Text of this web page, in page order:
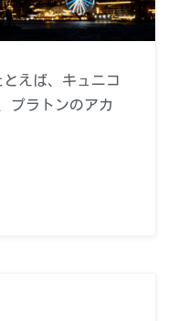
えば、キュニコ
プラトンのアカ